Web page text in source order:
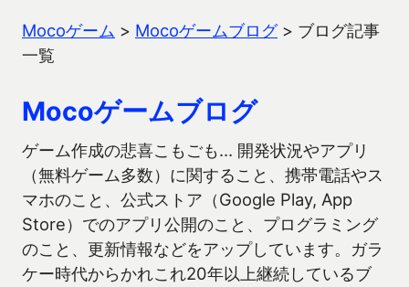
Mocoゲーム > Mocoゲームブログ> ブログ記事
一覧
Mocoゲームブログ
ゲーム作成の悲喜こもごも… 開発状況やアプリ
（無料ゲーム多数）に関すること、携帯電話やス
マホのこと、公式ストア（Google Play, App
Store）でのアプリ公開のこと、プログラミング
のこと、更新情報などをアップしています。ガラ
ケー時代からかれこれ20年以上継続しているブ